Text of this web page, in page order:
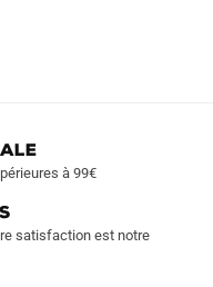
à 99€
satisfaction est notre